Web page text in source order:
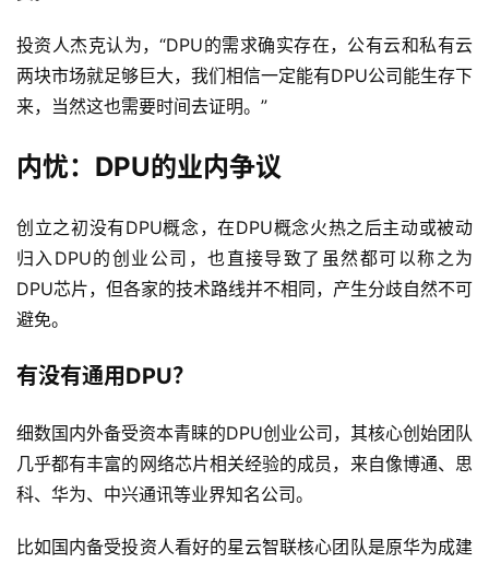
投资人杰克认为，“DPU的需求确实存在，公有云和私有云
两块市场就足够巨大，我们相信一定能有DPU公司能生存下
来，当然这也需要时间去证明。”
内忧：DPU的业内争议
创立之初没有DPU概念，在DPU概念火热之后主动或被动
归入DPU的创业公司，也直接导致了虽然都可以称之为
DPU芯片，但各家的技术路线并不相同，产生分歧自然不可
避免。
有没有通用DPU？
细数国内外备受资本青睐的DPU创业公司，其核心创始团队
几乎都有丰富的网络芯片相关经验的成员，来自像博通、思
科、华为、中兴通讯等业界知名公司。
比如国内备受投资人看好的星云智联核心团队是原华为成建